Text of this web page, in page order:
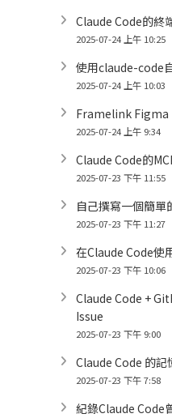
Claude Code的終
2025-07-24 上午 10:25
使用claude-code
2025-07-24 上午 10:03
Framelink Figma
2025-07-24 上午 9:34
Claude Code的
2025-07-23 下午 11:55
自己撰寫一個簡單
2025-07-23 下午 11:27
在Claude Code使
2025-07-23 下午 10:06
Claude Code +
Issue
2025-07-23 下午 9:00
Claude Code 的記
2025-07-23 下午 7:58
紀錄Claude Code